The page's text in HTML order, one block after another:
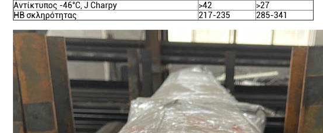
Αντίκτυπος -46°C, J Charpy
>42
>27
HB σκληρότητας
217-235 285-341